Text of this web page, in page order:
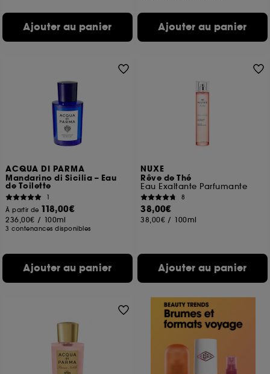
Ajouter au panier Ajouter au panier
ACQUA DI PARMA
Mandarino di Sicilia – Eau
de Toilette
1
À partir de 118,00€
236,00€ / 100ml
3 contenances disponibles
Ajouter au panier
NUXE
Rêve de Thé
Eau Exaltante Parfumante
8
38,00€
38,00€ / 100ml
Ajouter au panier